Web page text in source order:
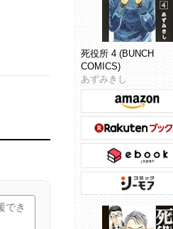
死役所 4 (BUNCH
COMICS)
あずみきし